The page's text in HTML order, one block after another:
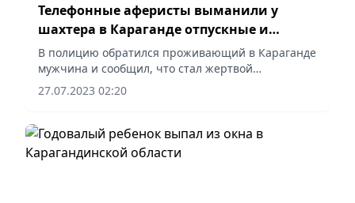
Телефонные аферисты выманили у
шахтера в Караганде отпускные и
оформили на него кредит 11 млн тенге
В полицию обратился проживающий в Караганде
мужчина и сообщил, что стал жертвой
мошеннических действий неизвестных.
27.07.2023 02:20